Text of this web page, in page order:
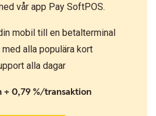
vår app Pay SoftPOS.
mobil till en betalterminal
alla populära kort
alla dagar
+ 0,79 %/transaktion